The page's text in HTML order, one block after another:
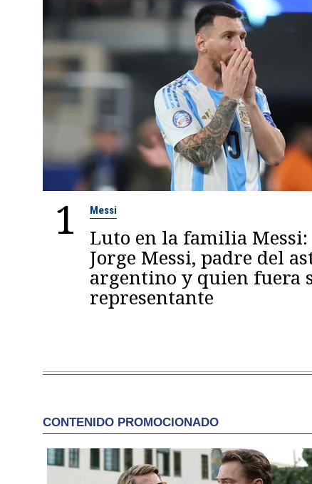
1 Messi
Luto en la familia Messi:
Jorge Messi, padre del
argentino y quien fuera
representante